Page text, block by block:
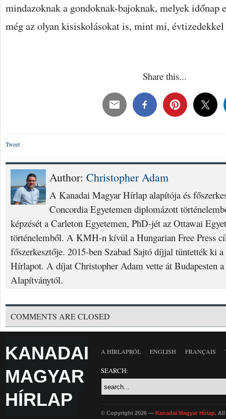
mindazoknak a gondoknak-bajoknak, melyek
még az olyan kisiskolásokat is, mint mi,
Share this...
Tweet
Author: Christopher Adam
A Kanadai Magyar Hírlap alapítója és
Concordia Egyetemen diplomázott
képzését a Carleton Egyetemen, PhD-jét az Ottawai
történelemből. A KMH-n kívül a Hungarian Free Press
főszerkesztője. 2015-ben Szabad Sajtó díjjal tüntették ki
Hírlapot. A díjat Christopher Adam vette át Budapesten a
Alapítványtól.
COMMENTS ARE CLOSED
KANADAI
MAGYAR
HÍRLAP
A HÍRLAPRÓL ENGLISH FRANÇAIS
SEARCH:
© Copyright 2026 — Kanadai Magyar Hírlap. All